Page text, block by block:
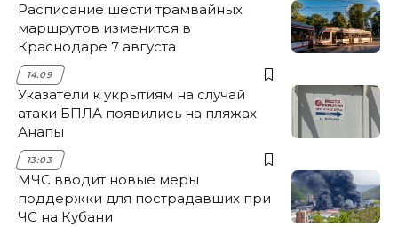
Расписание шести трамвайных
маршрутов изменится в
Краснодаре 7 августа
14:09
Указатели к укрытиям на случай
атаки БПЛА появились на пляжах
Анапы
13:03
МЧС вводит новые меры
поддержки для пострадавших при
ЧС на Кубани